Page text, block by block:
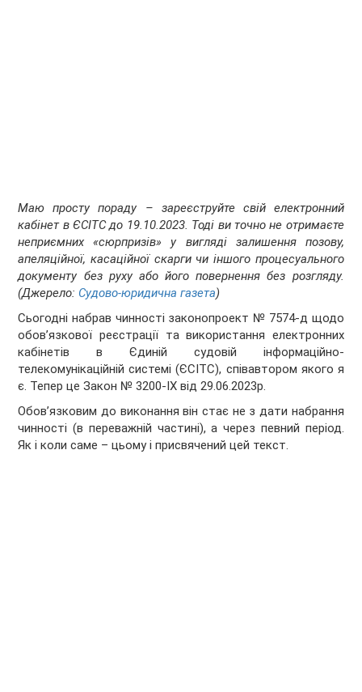
Маю просту пораду – зареєструйте свій електронний
кабінет в ЄСІТС до 19.10.2023. Тоді ви точно не отримаєте
неприємних «сюрпризів» у вигляді залишення позову,
апеляційної, касаційної скарги чи іншого процесуального
документу без руху або його повернення без розгляду.
(Джерело: Судово-юридична газета)
Сьогодні набрав чинності законопроект № 7574-д щодо
обов’язкової реєстрації та використання електронних
кабінетів в Єдиній судовій інформаційно-
телекомунікаційній системі (ЄСІТС), співавтором якого я
є. Тепер це Закон № 3200-ІХ від 29.06.2023р.
Обов’язковим до виконання він стає не з дати набрання
чинності (в переважній частині), а через певний період.
Як і коли саме – цьому і присвячений цей текст.